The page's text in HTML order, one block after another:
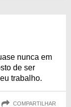
nunca em
de ser
trabalho.
COMPARTILHAR